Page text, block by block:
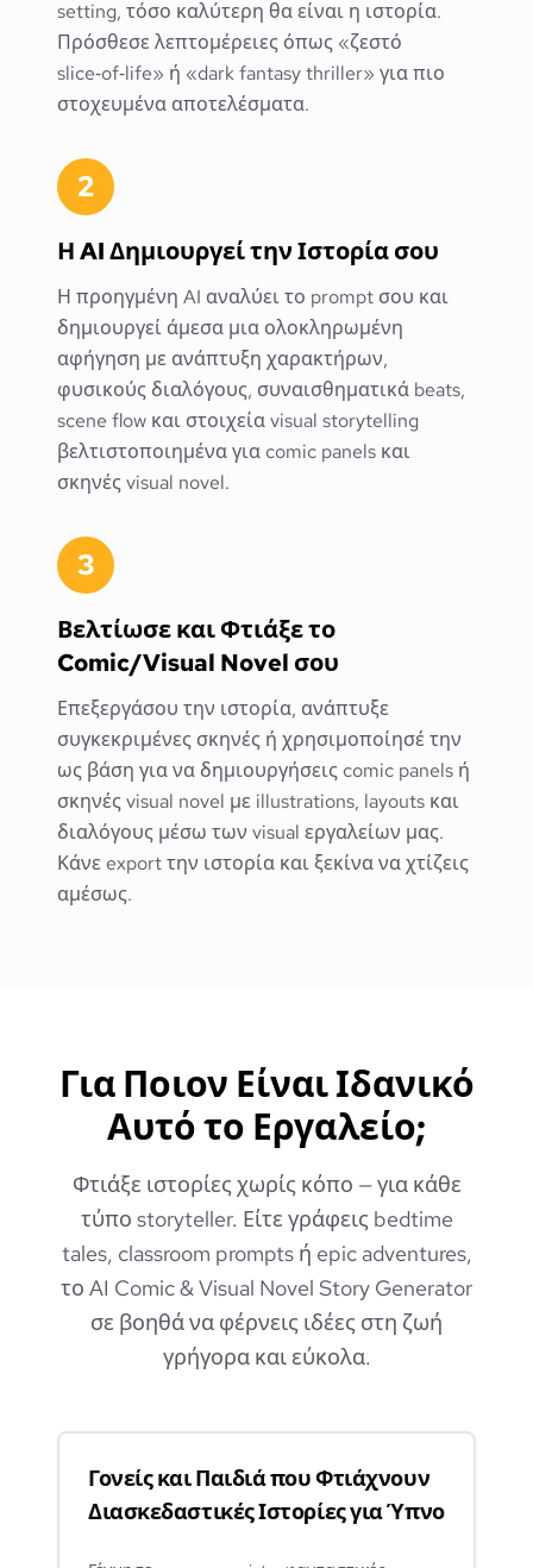
setting, τόσο καλύτερη θα είναι η ιστορία.
Πρόσθεσε λεπτομέρειες όπως «ζεστό
slice‑of‑life» ή «dark fantasy thriller» για πιο
στοχευμένα αποτελέσματα.
2
Η AI Δημιουργεί την Ιστορία σου
Η προηγμένη AI αναλύει το prompt σου και
δημιουργεί άμεσα μια ολοκληρωμένη
αφήγηση με ανάπτυξη χαρακτήρων,
φυσικούς διαλόγους, συναισθηματικά beats,
scene flow και στοιχεία visual storytelling
βελτιστοποιημένα για comic panels και
σκηνές visual novel.
3
Βελτίωσε και Φτιάξε το
Comic/Visual Novel σου
Επεξεργάσου την ιστορία, ανάπτυξε
συγκεκριμένες σκηνές ή χρησιμοποίησέ την
ως βάση για να δημιουργήσεις comic panels ή
σκηνές visual novel με illustrations, layouts και
διαλόγους μέσω των visual εργαλείων μας.
Κάνε export την ιστορία και ξεκίνα να χτίζεις
αμέσως.
Για Ποιον Είναι Ιδανικό
Αυτό το Εργαλείο;
Φτιάξε ιστορίες χωρίς κόπο — για κάθε
τύπο storyteller. Είτε γράφεις bedtime
tales, classroom prompts ή epic adventures,
το AI Comic & Visual Novel Story Generator
σε βοηθά να φέρνεις ιδέες στη ζωή
γρήγορα και εύκολα.
Γονείς και Παιδιά που Φτιάχνουν
Διασκεδαστικές Ιστορίες για Ύπνο